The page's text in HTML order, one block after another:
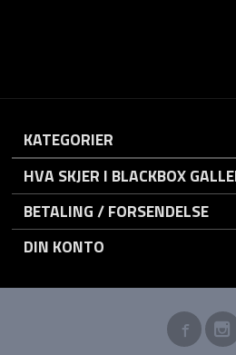
KATEGORIER
HVA SKJER I BLACKBOX
BETALING / FORSENDELSE
DIN KONTO